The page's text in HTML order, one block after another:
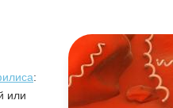
:
или